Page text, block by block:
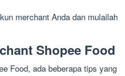
merchant Anda dan mulailah
Shopee Food
Food, ada beberapa tips yang